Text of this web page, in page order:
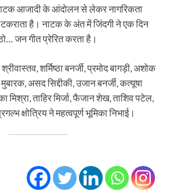
आजादी के आंदोलन से लेकर नागरिकता
है। नाटक के अंत में जिंदगी ने एक दिन
जन गीत प्रेरित करता है।
शर्मिष्ठा बनर्जी, प्रमोद बागड़ी, अशोक
असद सिद्दीकी, उजान बनर्जी, कत्यूषा
मिश्रा, ताहिर मिर्जा, फैजान शेख, ताशिव पटेल,
क्षोत्रिय ने महत्वपूर्ण भूमिका निभाई।